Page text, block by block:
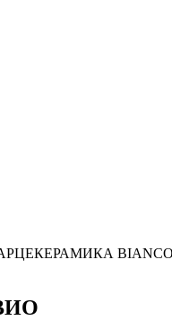
BIANCO